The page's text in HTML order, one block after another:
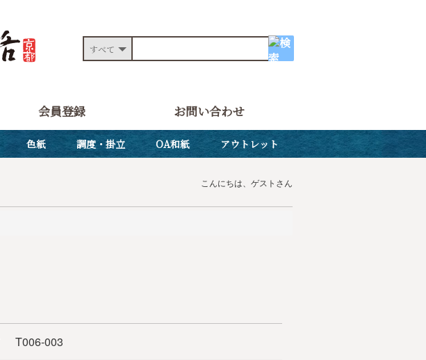
会員登録 お問い合わせ
色紙 調度・掛立 OA和紙 アウトレット
こんにちは、ゲストさん
T006-003